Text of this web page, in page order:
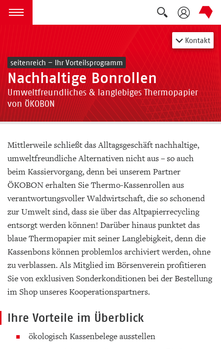
zum Inhalt springen
Menü öffnen
Suche
Kontakt
seitenreich – Ihr Vorteilsprogramm
Nachhaltige Bonrollen
Umweltfreundliches & langlebiges Thermopapier
von ÖKOBON
Mittlerweile schließt das Alltagsgeschäft nachhaltige,
umweltfreundliche Alternativen nicht aus – so auch
beim Kassiervorgang, denn bei unserem Partner
ÖKOBON erhalten Sie Thermo-Kassenrollen aus
verantwortungsvoller Waldwirtschaft, die so schonend
zur Umwelt sind, dass sie über das Altpapierrecycling
entsorgt werden können! Darüber hinaus punktet das
blaue Thermopapier mit seiner Langlebigkeit, denn die
Kassenbons können problemlos archiviert werden, ohne
zu verblassen. Als Mitglied im Börsenverein profitieren
Sie von exklusiven Sonderkonditionen bei der Bestellung
im Shop unseres Kooperationspartners.
Ihre Vorteile im Überblick
ökologisch Kassenbelege ausstellen